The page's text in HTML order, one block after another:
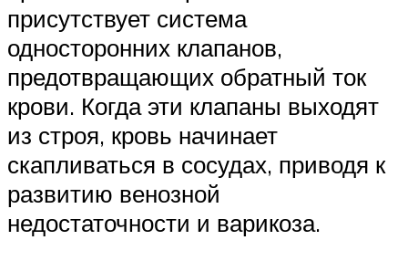
присутствует система
односторонних клапанов,
предотвращающих обратный ток
крови. Когда эти клапаны выходят
из строя, кровь начинает
скапливаться в сосудах, приводя к
развитию венозной
недостаточности и варикоза.